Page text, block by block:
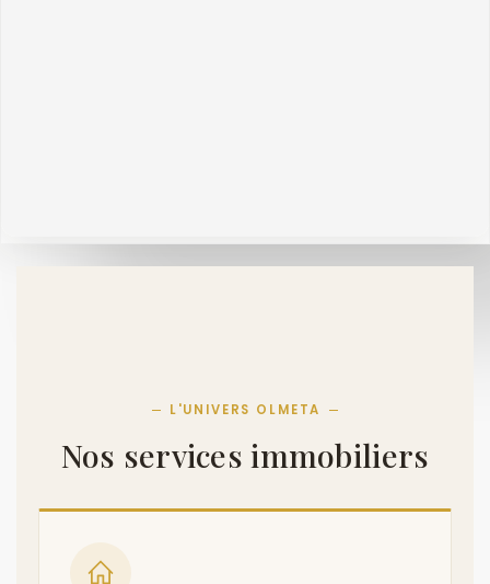
L'UNIVERS OLMETA
Nos services immobiliers